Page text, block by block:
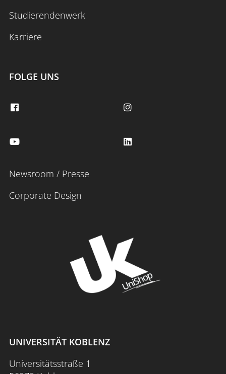
Studierendenwerk
Karriere
FOLGE UNS
Newsroom / Presse
Corporate Design
UNIVERSITÄT KOBLENZ
Universitätsstraße 1